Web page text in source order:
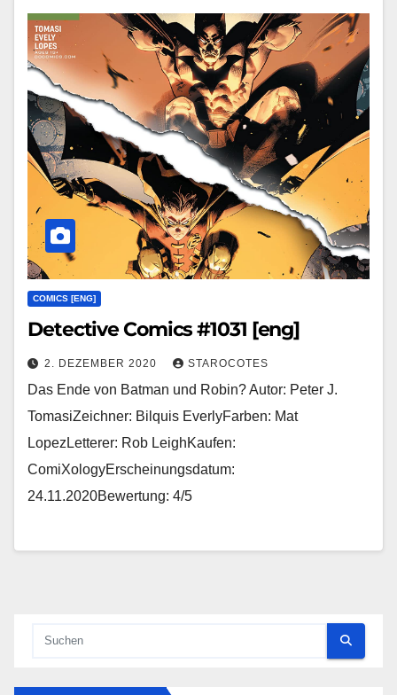
COMICS [ENG]
Detective Comics #1031 [eng]
2. DEZEMBER 2020 STAROCOTES
Das Ende von Batman und Robin? Autor: Peter J.
TomasiZeichner: Bilquis EverlyFarben: Mat
LopezLetterer: Rob LeighKaufen:
ComiXologyErscheinungsdatum:
24.11.2020Bewertung: 4/5